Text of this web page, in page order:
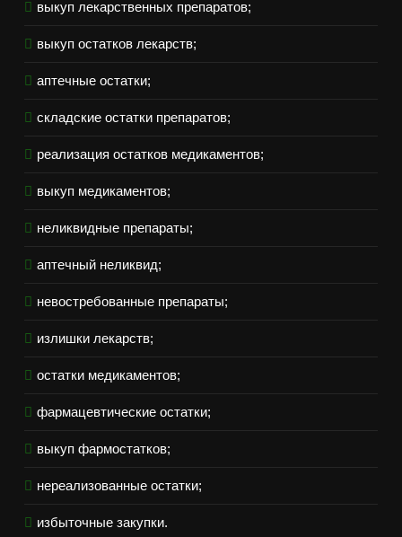
выкуп лекарственных препаратов;
выкуп остатков лекарств;
аптечные остатки;
складские остатки препаратов;
реализация остатков медикаментов;
выкуп медикаментов;
неликвидные препараты;
аптечный неликвид;
невостребованные препараты;
излишки лекарств;
остатки медикаментов;
фармацевтические остатки;
выкуп фармостатков;
нереализованные остатки;
избыточные закупки.